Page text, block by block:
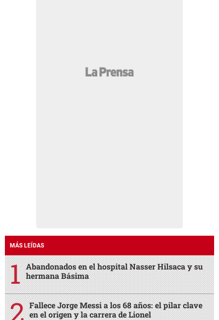
MÁS LEÍDAS
Abandonados en el hospital Nasser Hilsaca y su
hermana Básima
Fallece Jorge Messi a los 68 años: el pilar clave
en el origen y la carrera de Lionel